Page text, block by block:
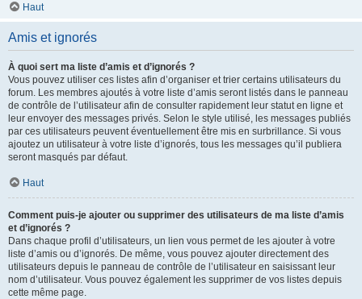
Haut
Amis et ignorés
À quoi sert ma liste d’amis et d’ignorés ?
Vous pouvez utiliser ces listes afin d’organiser et trier certains utilisateurs du
forum. Les membres ajoutés à votre liste d’amis seront listés dans le panneau
de contrôle de l’utilisateur afin de consulter rapidement leur statut en ligne et
leur envoyer des messages privés. Selon le style utilisé, les messages publiés
par ces utilisateurs peuvent éventuellement être mis en surbrillance. Si vous
ajoutez un utilisateur à votre liste d’ignorés, tous les messages qu’il publiera
seront masqués par défaut.
Haut
Comment puis-je ajouter ou supprimer des utilisateurs de ma liste d’amis
et d’ignorés ?
Dans chaque profil d’utilisateurs, un lien vous permet de les ajouter à votre
liste d’amis ou d’ignorés. De même, vous pouvez ajouter directement des
utilisateurs depuis le panneau de contrôle de l’utilisateur en saisissant leur
nom d’utilisateur. Vous pouvez également les supprimer de vos listes depuis
cette même page.